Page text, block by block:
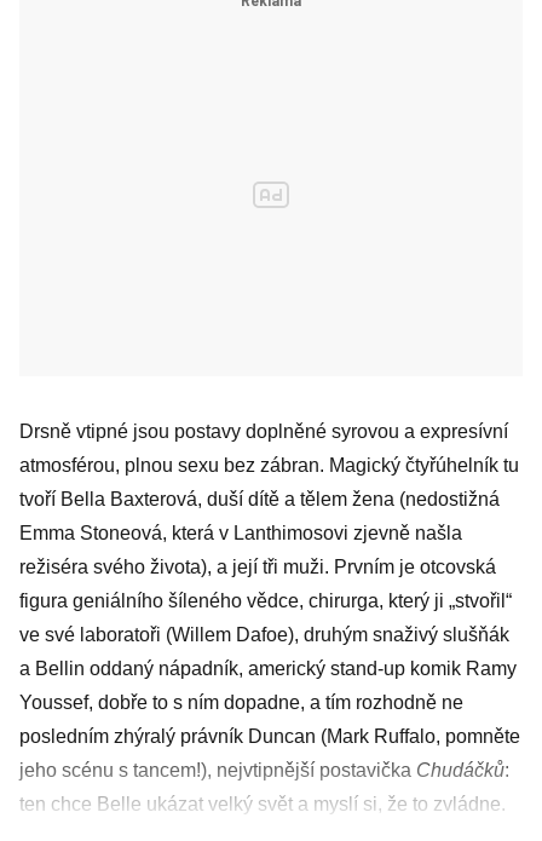
Drsně vtipné jsou postavy doplněné syrovou a expresívní
atmosférou, plnou sexu bez zábran. Magický čtyřúhelník tu
tvoří Bella Baxterová, duší dítě a tělem žena (nedostižná
Emma Stoneová, která v Lanthimosovi zjevně našla
režiséra svého života), a její tři muži. Prvním je otcovská
figura geniálního šíleného vědce, chirurga, který ji „stvořil“
ve své laboratoři (Willem Dafoe), druhým snaživý slušňák
a Bellin oddaný nápadník, americký stand-up komik Ramy
Youssef, dobře to s ním dopadne, a tím rozhodně ne
posledním zhýralý právník Duncan (Mark Ruffalo, pomněte
jeho scénu s tancem!), nejvtipnější postavička Chudáčků:
ten chce Belle ukázat velký svět a myslí si, že to zvládne.